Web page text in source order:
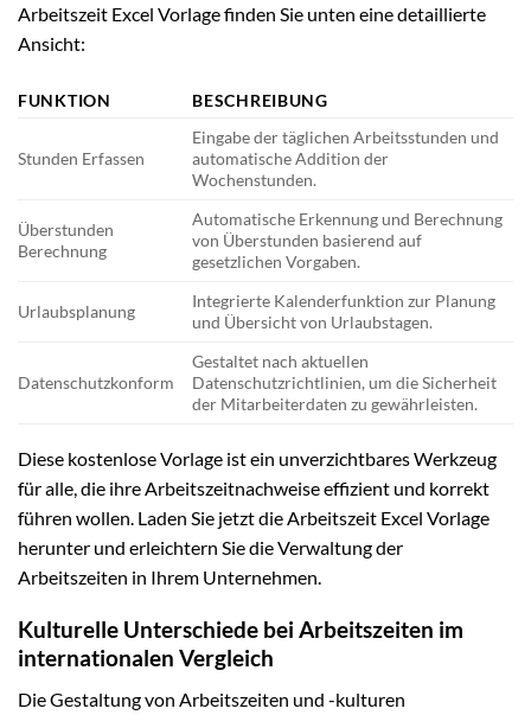
Arbeitszeit Excel Vorlage finden Sie unten eine detaillierte
Ansicht:
FUNKTION BESCHREIBUNG
Stunden Erfassen
Eingabe der täglichen Arbeitsstunden und
automatische Addition der
Wochenstunden.
Überstunden
Berechnung
Automatische Erkennung und Berechnung
von Überstunden basierend auf
gesetzlichen Vorgaben.
Urlaubsplanung
Integrierte Kalenderfunktion zur Planung
und Übersicht von Urlaubstagen.
Datenschutzkonform
Gestaltet nach aktuellen
Datenschutzrichtlinien, um die Sicherheit
der Mitarbeiterdaten zu gewährleisten.
Diese kostenlose Vorlage ist ein unverzichtbares Werkzeug
für alle, die ihre Arbeitszeitnachweise effizient und korrekt
führen wollen. Laden Sie jetzt die Arbeitszeit Excel Vorlage
herunter und erleichtern Sie die Verwaltung der
Arbeitszeiten in Ihrem Unternehmen.
Kulturelle Unterschiede bei Arbeitszeiten im
internationalen Vergleich
Die Gestaltung von Arbeitszeiten und -kulturen